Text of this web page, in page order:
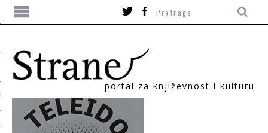
portal za književnost i kulturu